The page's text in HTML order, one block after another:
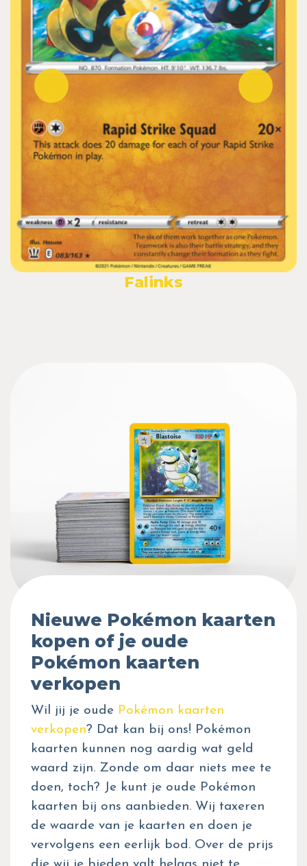
Falinks
Nieuwe Pokémon kaarten
kopen of je oude
Pokémon kaarten
verkopen
Wil jij je oude Pokémon kaarten
verkopen? Dat kan bij ons! Pokémon
kaarten kunnen nog aardig wat geld
waard zijn. Zonde om daar niets mee te
doen, toch? Je kunt je oude Pokémon
kaarten bij ons aanbieden. Wij taxeren
de waarde van je kaarten en doen je
vervolgens een eerlijk bod. Over de prijs